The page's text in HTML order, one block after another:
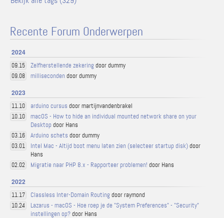
Recente Forum Onderwerpen
2024
09.15 Zelfherstellende zekeringdoor dummy
09.08 milliseconden door dummy
2023
11.10 arduino cursus door martijnvandenbrakel
10.10
macOS - How to hide an individual mounted network share on your
Desktop door Hans
03.16 Arduino schets door dummy
03.01 Intel Mac - Altijd boot menu laten zien (selecteer startup disk)door
Hans
02.02 Migratie naar PHP 8.x - Rapporteer problemen! door Hans
2022
11.17 Classless Inter-Domain Routingdoor raymond
10.24
Lazarus - macOS - Hoe roep je de "System Preferences" - "Security"
instellingen op?door Hans